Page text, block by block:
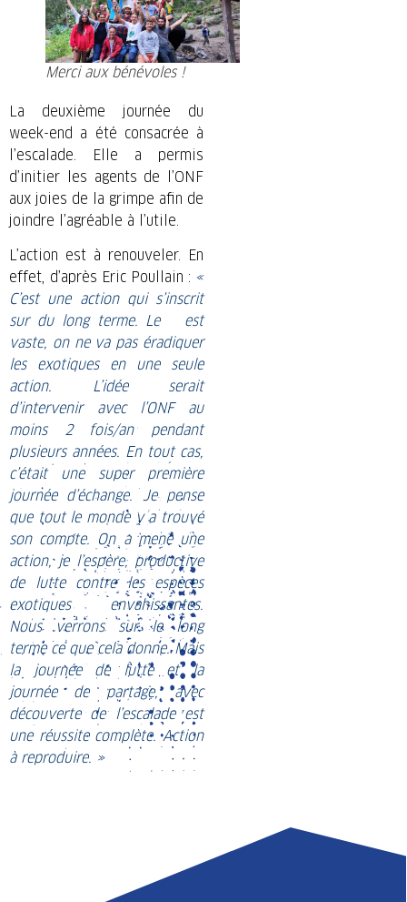
Merci aux bénévoles !
La deuxième journée du
week-end a été consacrée à
l’escalade. Elle a permis
d’initier les agents de l’ONF
aux joies de la grimpe afin de
joindre l’agréable à l’utile.
L’action est à renouveler. En
effet, d’après Eric Poullain : «
C’est une action qui s’inscrit
sur du long terme. Le est
vaste, on ne va pas éradiquer
les exotiques en une seule
action. L’idée serait
d’intervenir avec l’ONF au
moins 2 fois/an pendant
plusieurs années. En tout cas,
c’était une super première
journée d’échange. Je pense
que tout le monde y a trouvé
son compte. On a mené une
action, je l’espère, productive
de lutte contre les espèces
exotiques envahissantes.
Nous verrons sur le long
terme ce que cela donne. Mais
la journée de lutte et la
journée de partage, avec
découverte de l’escalade est
une réussite complète. Action
à reproduire. »